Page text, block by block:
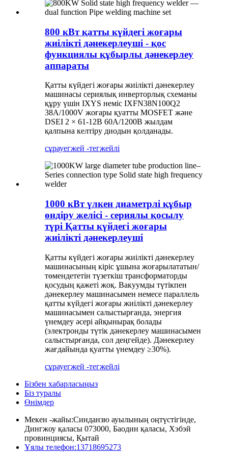
800 кВт қатты күйдегі жоғары
жиілікті дәнекерлеуші ​​- қос
функциялы құбырлы дәнекерлеу
аппараты
Қатты күйдегі жоғары жиілікті дәнекерлеу
машинасы сериялық инверторлық схеманы
құру үшін IXYS неміс IXFN38N100Q2
38A/1000V жоғары қуатты MOSFET және
DSEI 2 × 61-12B 60A/1200В жылдам
қалпына келтіру диодын қолданады.
сұрауегжей -тегжейлі
1000 кВт үлкен диаметрлі құбыр
өндіру желісі - сериялы қосылу
түрі Қатты күйдегі жоғары
жиілікті дәнекерлеуші
Қатты күйдегі жоғары жиілікті дәнекерлеу
машинасының кіріс ұшына жоғарылататын/
төмендететін түзеткіш трансформаторды
қосудың қажеті жоқ. Вакуумды түтікпен
дәнекерлеу машинасымен немесе параллель
қатты күйдегі жоғары жиілікті дәнекерлеу
машинасымен салыстырғанда, энергия
үнемдеу әсері айқынырақ болады
(электронды түтік дәнекерлеу машинасымен
салыстырғанда, сол деңгейде). Дәнекерлеу
жағдайында қуатты үнемдеу ≥30%).
сұрауегжей -тегжейлі
Бізбен хабарласыңыз
Біз туралы
Өнімдер
Мекен -жайы:Синданзю ауылының оңтүстігінде,
Дингжоу қаласы 073000, Баодин қаласы, Хэбэй
провинциясы, Қытай
Ұялы телефон:13718695273